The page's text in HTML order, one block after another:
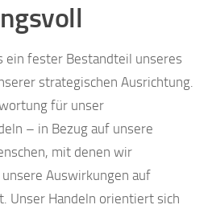
ein fester Bestandteil unseres
strategischen Ausrichtung.
für unser
– in Bezug auf unsere
mit denen wir
Auswirkungen auf
Unser Handeln orientiert sich